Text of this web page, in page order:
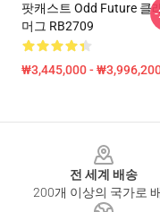
팟캐스트 Odd Future 클
머그 RB2709
₩3,445,000 -
전 세계 배송
200개 이상의 국가로